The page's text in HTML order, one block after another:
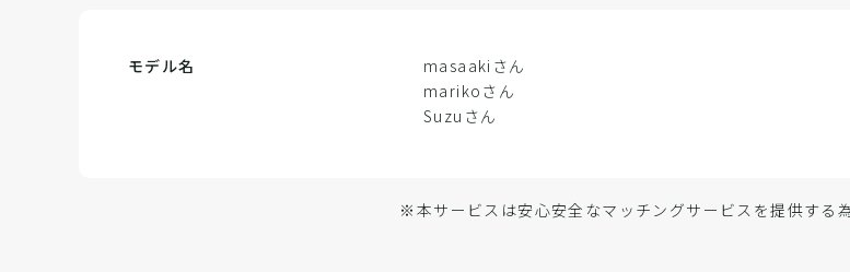
モデル名
masaakiさん
marikoさん
Suzuさん
※本サービスは安心安全なマッチングサービスを提供す